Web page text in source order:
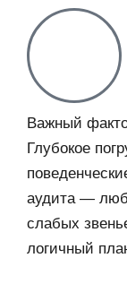
Важный
Глубокое
аудита —
слабых
логичный